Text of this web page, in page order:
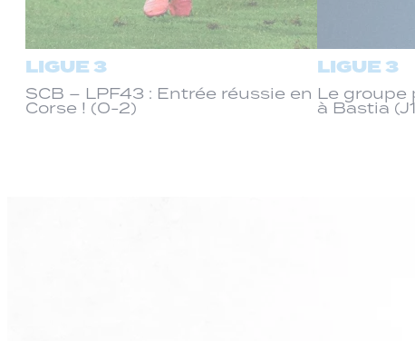
LIGUE 3
SCB – LPF43 : Entrée réussie en
Corse ! (0-2)
LIGUE 3
Le groupe
à Bastia